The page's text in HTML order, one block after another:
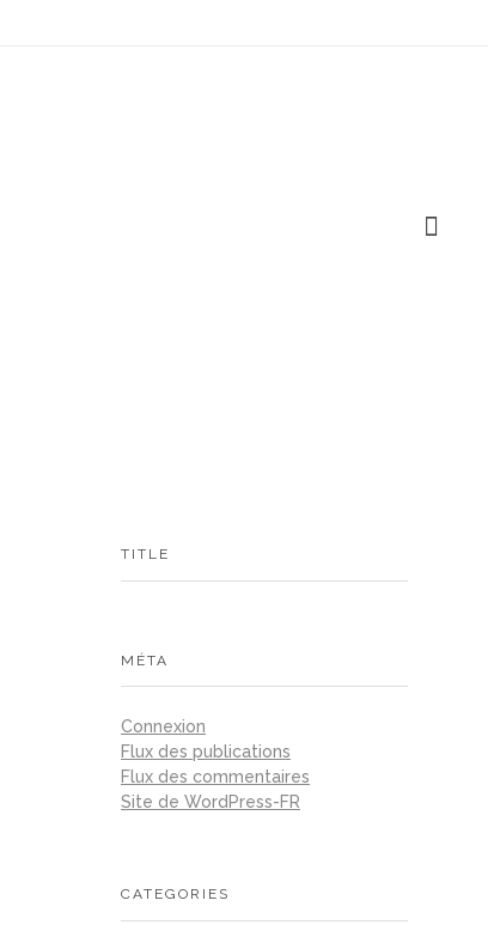
TITLE
MÉTA
Connexion
Flux des publications
Flux des commentaires
Site de WordPress-FR
CATEGORIES